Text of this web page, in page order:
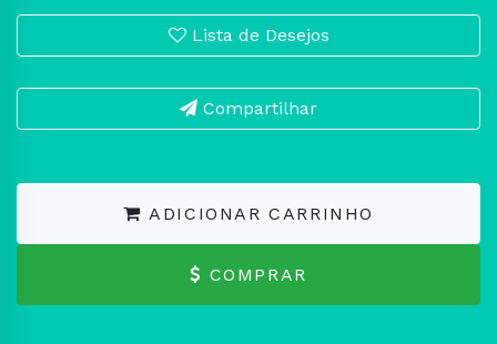
Lista de Desejos
Compartilhar
ADICIONAR CARRINHO
COMPRAR